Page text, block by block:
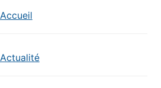
Accueil
Actualité